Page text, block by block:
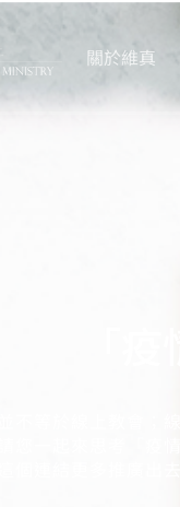
關於維真
「
並不等於線上教會；
請您一起來思考「疫
這個連結更多推廣出